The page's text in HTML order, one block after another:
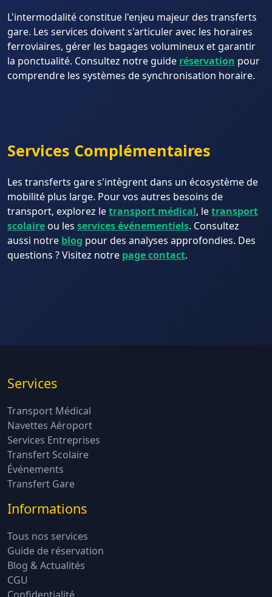
L'intermodalité constitue l'enjeu majeur des transferts
gare. Les services doivent s'articuler avec les horaires
ferroviaires, gérer les bagages volumineux et garantir
la ponctualité. Consultez notre guide réservation pour
comprendre les systèmes de synchronisation horaire.
Services Complémentaires
Les transferts gare s'intègrent dans un écosystème de
mobilité plus large. Pour vos autres besoins de
transport, explorez letransport médical, letransport
scolaire ou les services événementiels. Consultez
aussi notre blog pour des analyses approfondies. Des
questions ? Visitez notre page contact.
Services
Transport Médical
Navettes Aéroport
Services Entreprises
Transfert Scolaire
Événements
Transfert Gare
Informations
Tous nos services
Guide de réservation
Blog & Actualités
CGU